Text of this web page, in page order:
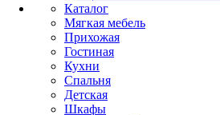
Каталог
Мягкая мебель
Прихожая
Гостиная
Кухни
Спальня
Детская
Шкафы